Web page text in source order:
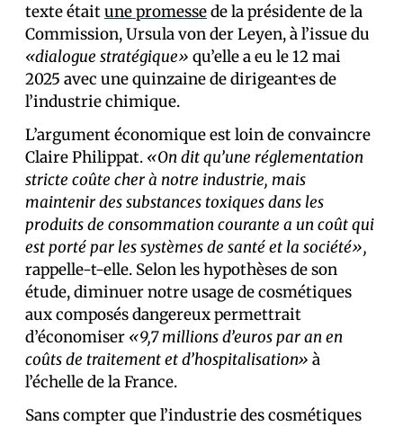
texte étaitune promessede la présidente de la
Commission, Ursula von der Leyen, à l’issue du
«dialogue stratégique» qu’elle a eu le 12 mai
2025 avec une quinzaine de dirigeant·es de
l’industrie chimique.
L’argument économique est loin de convaincre
Claire Philippat. «On dit qu’une réglementation
stricte coûte cher à notre industrie, mais
maintenir des substances toxiques dans les
produits de consommation courante a un coût qui
est porté par les systèmes de santé et la société»,
rappelle-t-elle. Selon les hypothèses de son
étude, diminuer notre usage de cosmétiques
aux composés dangereux permettrait
d’économiser «9,7 millions d’euros par an en
coûts de traitement et d’hospitalisation» à
l’échelle de la France.
Sans compter que l’industrie des cosmétiques